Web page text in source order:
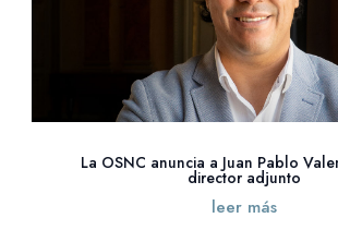
La OSNC anuncia a Juan Pablo
director adjunto
leer más